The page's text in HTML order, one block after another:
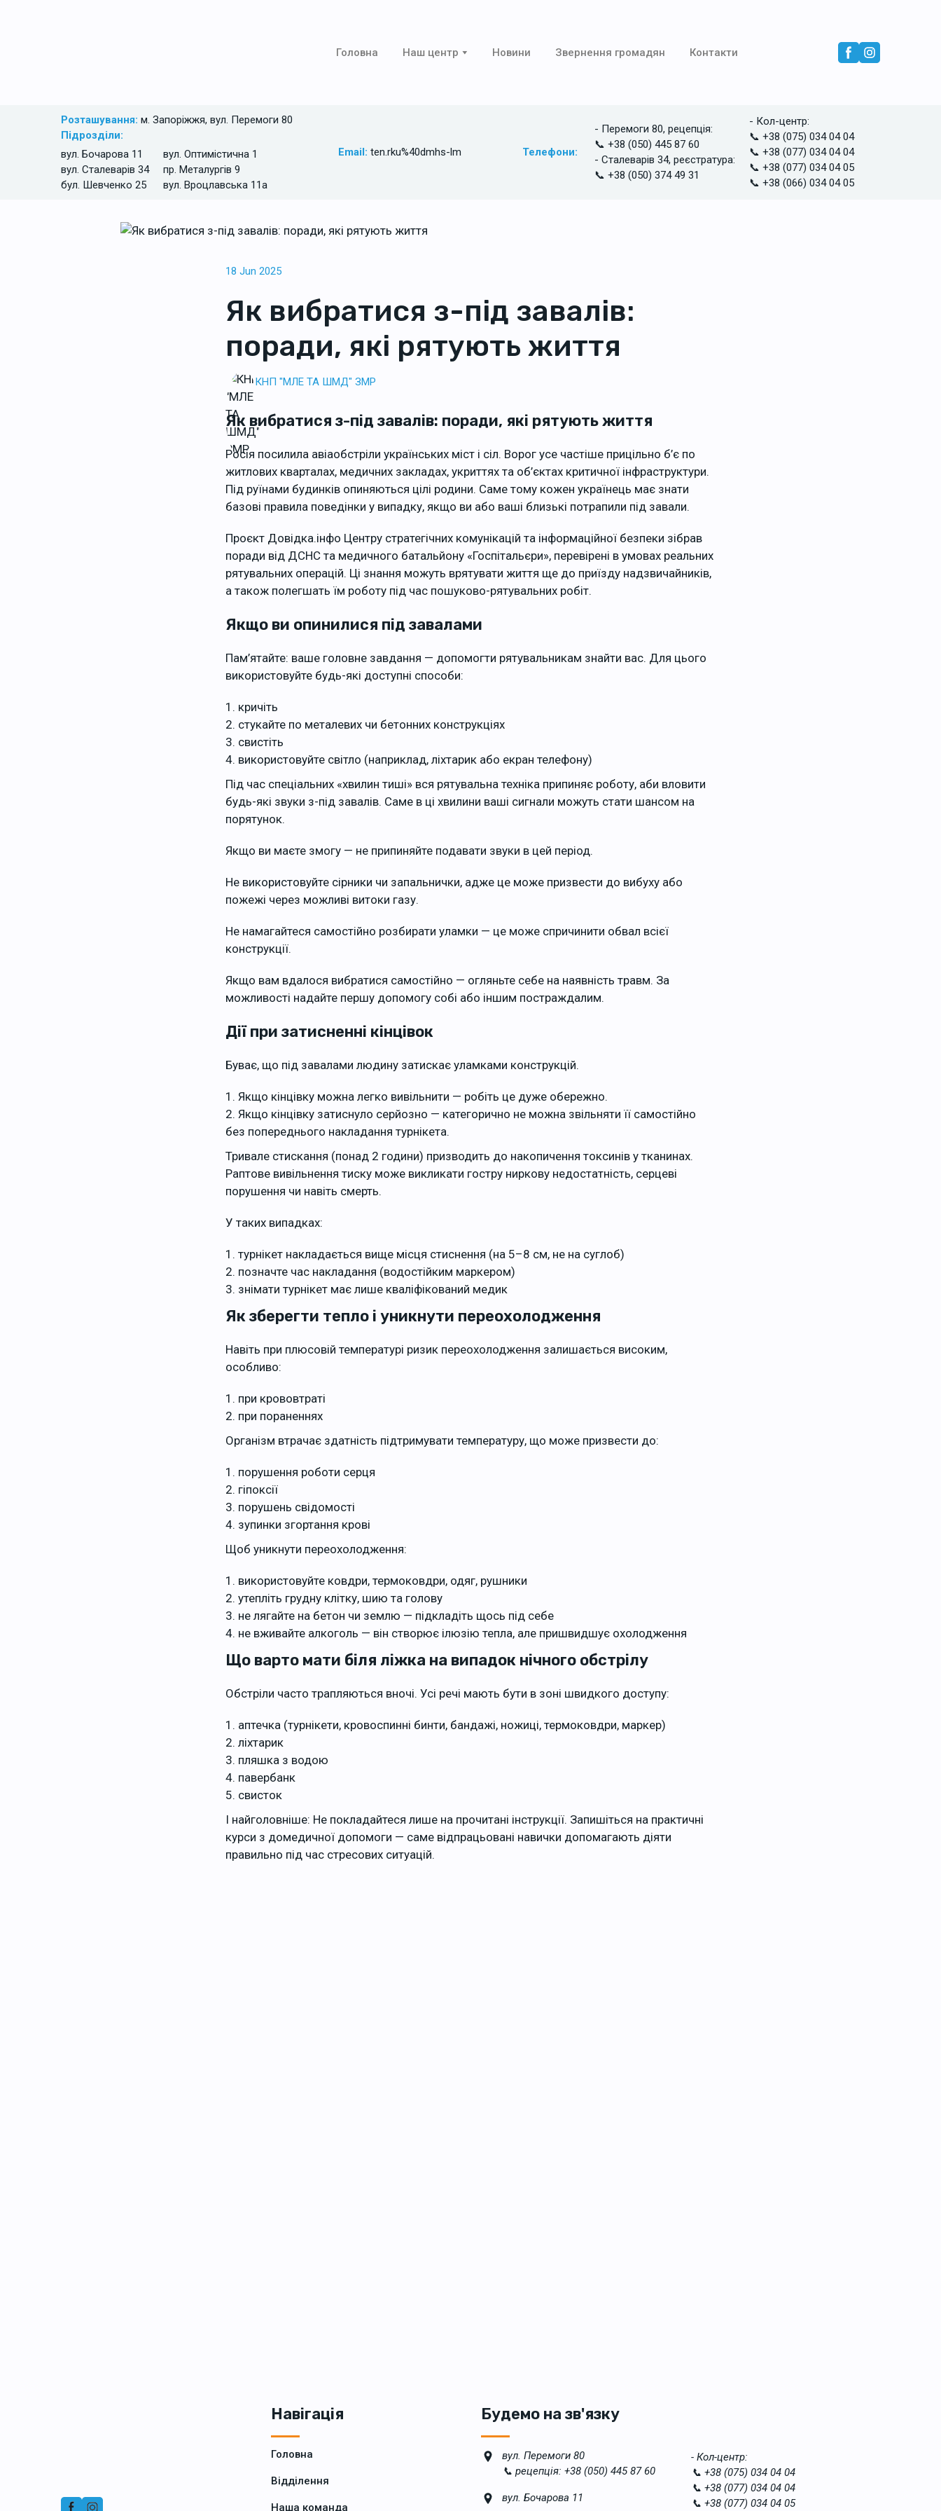
Головна Наш центр Новини Звернення громадян Контакти
Розташування: м. Запоріжжя, вул. Перемоги 80
Підрозділи:
вул. Бочарова 11
вул. Сталеварів 34
бул. Шевченко 25
вул. Оптимістична 1
пр. Металургів 9
вул. Вроцлавська 11а
Email:ten.rku%40dmhs-lm Телефони:
- Перемоги 80, рецепція:
📞 +38 (050) 445 87 60
- Сталеварів 34, реєстратура:
📞 +38 (050) 374 49 31
- Кол-центр:
📞 +38 (075) 034 04 04
📞 +38 (077) 034 04 04
📞 +38 (077) 034 04 05
📞 +38 (066) 034 04 05
18 Jun 2025
Як вибратися з-під завалів:
поради, які рятують життя
КНП "МЛЕ ТА ШМД" ЗМР
Як вибратися з-під завалів: поради, які рятують життя
Росія посилила авіаобстріли українських міст і сіл. Ворог усе частіше прицільно б’є по
житлових кварталах, медичних закладах, укриттях та об’єктах критичної інфраструктури.
Під руїнами будинків опиняються цілі родини. Саме тому кожен українець має знати
базові правила поведінки у випадку, якщо ви або ваші близькі потрапили під завали.
Проєкт Довідка.інфо Центру стратегічних комунікацій та інформаційної безпеки зібрав
поради від ДСНС та медичного батальйону «Госпітальєри», перевірені в умовах реальних
рятувальних операцій. Ці знання можуть врятувати життя ще до приїзду надзвичайників,
а також полегшать їм роботу під час пошуково-рятувальних робіт.
Якщо ви опинилися під завалами
Пам’ятайте: ваше головне завдання — допомогти рятувальникам знайти вас. Для цього
використовуйте будь-які доступні способи:
кричіть
стукайте по металевих чи бетонних конструкціях
свистіть
використовуйте світло (наприклад, ліхтарик або екран телефону)
Під час спеціальних «хвилин тиші» вся рятувальна техніка припиняє роботу, аби вловити
будь-які звуки з-під завалів. Саме в ці хвилини ваші сигнали можуть стати шансом на
порятунок.
Якщо ви маєте змогу — не припиняйте подавати звуки в цей період.
Не використовуйте сірники чи запальнички, адже це може призвести до вибуху або
пожежі через можливі витоки газу.
Не намагайтеся самостійно розбирати уламки — це може спричинити обвал всієї
конструкції.
Якщо вам вдалося вибратися самостійно — огляньте себе на наявність травм. За
можливості надайте першу допомогу собі або іншим постраждалим.
Дії при затисненні кінцівок
Буває, що під завалами людину затискає уламками конструкцій.
Якщо кінцівку можна легко вивільнити — робіть це дуже обережно.
Якщо кінцівку затиснуло серйозно — категорично не можна звільняти її самостійно
без попереднього накладання турнікета.
Тривале стискання (понад 2 години) призводить до накопичення токсинів у тканинах.
Раптове вивільнення тиску може викликати гостру ниркову недостатність, серцеві
порушення чи навіть смерть.
У таких випадках:
турнікет накладається вище місця стиснення (на 5–8 см, не на суглоб)
позначте час накладання (водостійким маркером)
знімати турнікет має лише кваліфікований медик
Як зберегти тепло і уникнути переохолодження
Навіть при плюсовій температурі ризик переохолодження залишається високим,
особливо:
при крововтраті
при пораненнях
Організм втрачає здатність підтримувати температуру, що може призвести до:
порушення роботи серця
гіпоксії
порушень свідомості
зупинки згортання крові
Щоб уникнути переохолодження:
використовуйте ковдри, термоковдри, одяг, рушники
утепліть грудну клітку, шию та голову
не лягайте на бетон чи землю — підкладіть щось під себе
не вживайте алкоголь — він створює ілюзію тепла, але пришвидшує охолодження
Що варто мати біля ліжка на випадок нічного обстрілу
Обстріли часто трапляються вночі. Усі речі мають бути в зоні швидкого доступу:
аптечка (турнікети, кровоспинні бинти, бандажі, ножиці, термоковдри, маркер)
ліхтарик
пляшка з водою
павербанк
свисток
І найголовніше: Не покладайтеся лише на прочитані інструкції. Запишіться на практичні
курси з домедичної допомоги — саме відпрацьовані навички допомагають діяти
правильно під час стресових ситуацій.
Навігація
Головна
Відділення
Наша команда
Будемо на зв'язку
вул. Перемоги 80
📞 рецепція: +38 (050) 445 87 60
вул. Бочарова 11
- Кол-центр:
📞 +38 (075) 034 04 04
📞 +38 (077) 034 04 04
📞 +38 (077) 034 04 05